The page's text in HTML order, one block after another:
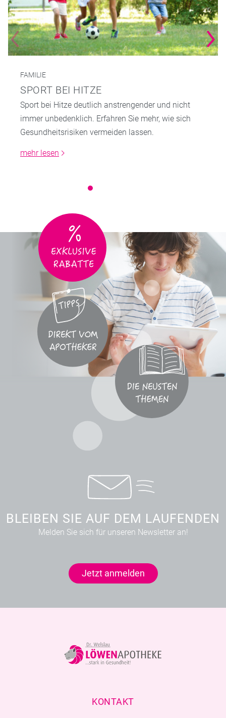
FAMILIE
SPORT BEI HITZE
Sport bei Hitze deutlich anstrengender und nicht
immer unbedenklich. Erfahren Sie mehr, wie sich
Gesundheitsrisiken vermeiden lassen.
mehr lesen
BLEIBEN SIE AUF DEM LAUFENDEN
Melden Sie sich für unseren Newsletter an!
Jetzt anmelden
KONTAKT